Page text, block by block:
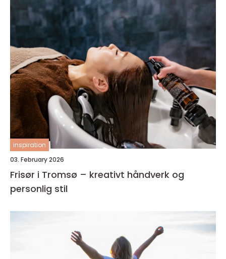
inspiration
03. February 2026
Frisør i Tromsø – kreativt håndverk og
personlig stil